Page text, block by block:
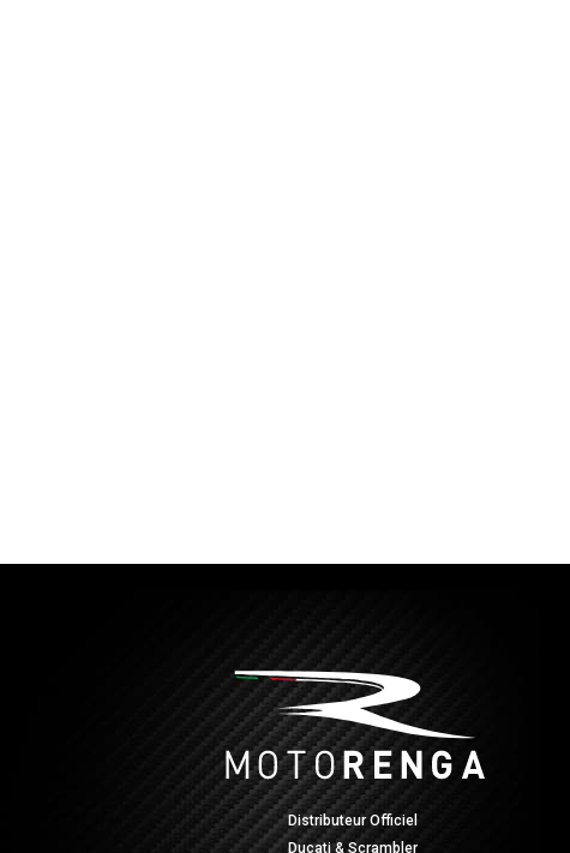
Distributeur Officiel
Ducati & Scrambler